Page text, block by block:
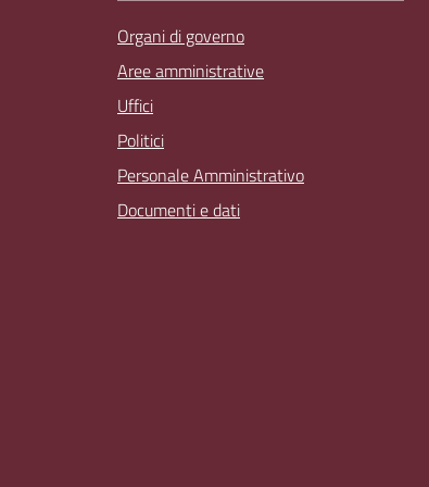
Organi di governo
Aree amministrative
Uffici
Politici
Personale Amministrativo
Documenti e dati